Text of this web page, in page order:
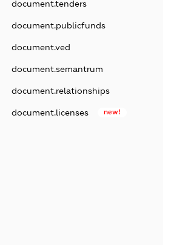
document.tenders
document.publicfunds
document.ved
document.semantrum
document.relationships
document.licenses new!